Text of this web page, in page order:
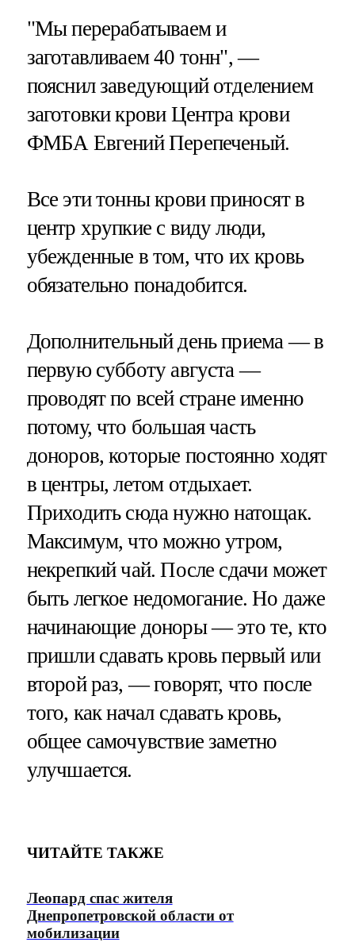
"Мы перерабатываем и
заготавливаем 40 тонн", —
пояснил заведующий отделением
заготовки крови Центра крови
ФМБА Евгений Перепеченый.
Все эти тонны крови приносят в
центр хрупкие с виду люди,
убежденные в том, что их кровь
обязательно понадобится.
Дополнительный день приема — в
первую субботу августа —
проводят по всей стране именно
потому, что большая часть
доноров, которые постоянно ходят
в центры, летом отдыхает.
Приходить сюда нужно натощак.
Максимум, что можно утром,
некрепкий чай. После сдачи может
быть легкое недомогание. Но даже
начинающие доноры — это те, кто
пришли сдавать кровь первый или
второй раз, — говорят, что после
того, как начал сдавать кровь,
общее самочувствие заметно
улучшается.
ЧИТАЙТЕ ТАКЖЕ
Леопард спас жителя
Днепропетровской области от
мобилизации